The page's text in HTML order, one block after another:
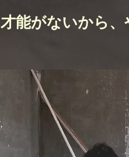
才能がないから